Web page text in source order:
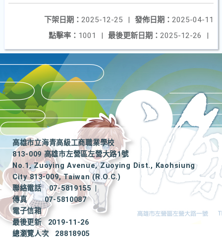
發佈日期： 2025-04-11
下架日期： 2025-12-25
|
最後更新日期： 2025-12-26 |
點擊率： 1001 |
高雄市立海青高級工商職業學校
813-009 高雄市左營區左營大路1號
No.1, Zuoying Avenue, Zuoying Dist., Kaohsiung
City 813-009, Taiwan (R.O.C.)
聯絡電話
07-5819155
|
傳真
07-5810087
電子信箱
最後更新
2019-11-26
總瀏覽人次
28818905